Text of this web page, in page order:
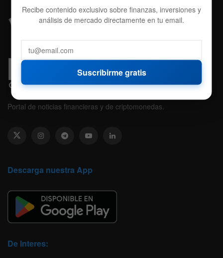
Portal de noticias financieras y de criptomonedas.
Descarga nuestra App
De Interes:
Recibe contenido exclusivo sobre finanzas, inversiones y
análisis de mercado directamente en tu email.
Suscribirme gratis